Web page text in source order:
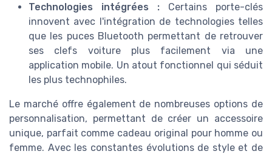
Technologies intégrées : Certains porte-clés
innovent avec l'intégration de technologies telles
que les puces Bluetooth permettant de retrouver
ses clefs voiture plus facilement via une
application mobile. Un atout fonctionnel qui séduit
les plus technophiles.
Le marché offre également de nombreuses options de
personnalisation, permettant de créer un accessoire
unique, parfait comme cadeau original pour homme ou
femme. Avec les constantes évolutions de style et de